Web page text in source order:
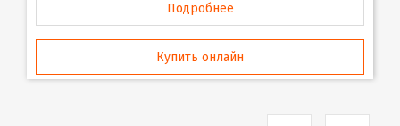
Подробнее
Купить онлайн